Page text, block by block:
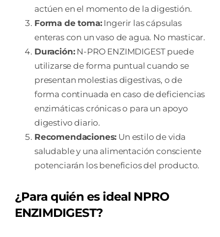
actúen en el momento de la digestión.
Forma de toma:Ingerir las cápsulas
enteras con un vaso de agua. No masticar.
Duración:N-PRO ENZIMDIGEST puede
utilizarse de forma puntual cuando se
presentan molestias digestivas, o de
forma continuada en caso de deficiencias
enzimáticas crónicas o para un apoyo
digestivo diario.
Recomendaciones: Un estilo de vida
saludable y una alimentación consciente
potenciarán los beneficios del producto.
¿Para quién es ideal NPRO
ENZIMDIGEST?